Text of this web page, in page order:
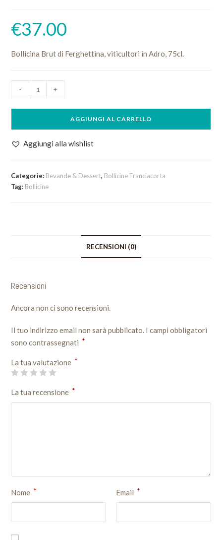
€37.00
Bollicina Brut di Ferghettina, viticultori in Adro, 75cl.
Brut
quantità
- +
AGGIUNGI AL CARRELLO
Aggiungi alla wishlist
Categorie: Bevande & Dessert, Bollicine Franciacorta
Tag: Bollicine
RECENSIONI (0)
Recensioni
Ancora non ci sono recensioni.
Il tuo indirizzo email non sarà pubblicato. I campi obbligatori
sono contrassegnati *
La tua valutazione *
La tua recensione *
Nome * Email *